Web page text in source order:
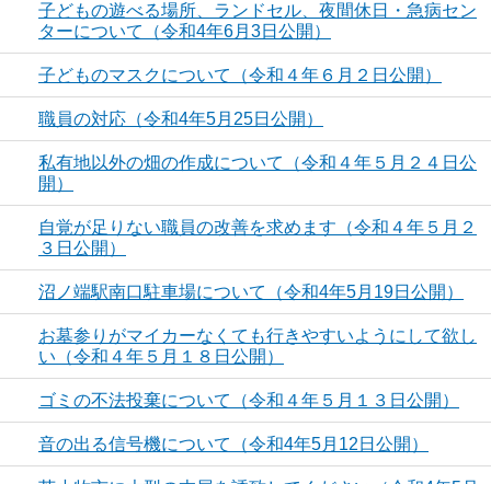
子どもの遊べる場所、ランドセル、夜間休日・急病セン
ターについて（令和4年6月3日公開）
子どものマスクについて（令和４年６月２日公開）
職員の対応（令和4年5月25日公開）
私有地以外の畑の作成について（令和４年５月２４日公
開）
自覚が足りない職員の改善を求めます（令和４年５月２
３日公開）
沼ノ端駅南口駐車場について（令和4年5月19日公開）
お墓参りがマイカーなくても行きやすいようにして欲し
い（令和４年５月１８日公開）
ゴミの不法投棄について（令和４年５月１３日公開）
音の出る信号機について（令和4年5月12日公開）